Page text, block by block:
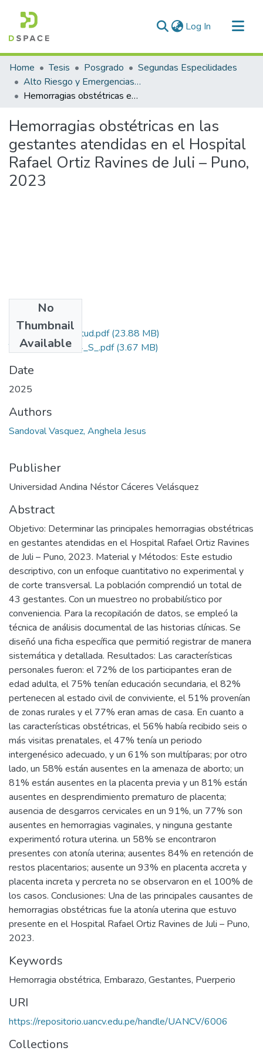
Log In (current)
Communities & Collections
All of DSpace
Statistics
Home Tesis Posgrado
Segundas Especilidades
Alto Riesgo y Emergencias Obstétricas
Hemorragias obstétricas en las gestantes atendidas en el Hospital Rafael Ortiz Ravines de Juli – Puno, 2023
Hemorragias obstétricas en las
gestantes atendidas en el Hospital
Rafael Ortiz Ravines de Juli – Puno,
2023
No
Thumbnail
Available
Grado de Similitud.pdf(23.88 MB)
T036_44692284_S_.pdf(3.67 MB)
Date
2025
Authors
Sandoval Vasquez, Anghela Jesus
Publisher
Universidad Andina Néstor Cáceres Velásquez
Abstract
Objetivo: Determinar las principales hemorragias obstétricas
en gestantes atendidas en el Hospital Rafael Ortiz Ravines
de Juli – Puno, 2023. Material y Métodos: Este estudio
descriptivo, con un enfoque cuantitativo no experimental y
de corte transversal. La población comprendió un total de
43 gestantes. Con un muestreo no probabilístico por
conveniencia. Para la recopilación de datos, se empleó la
técnica de análisis documental de las historias clínicas. Se
diseñó una ficha específica que permitió registrar de manera
sistemática y detallada. Resultados: Las características
personales fueron: el 72% de los participantes eran de
edad adulta, el 75% tenían educación secundaria, el 82%
pertenecen al estado civil de conviviente, el 51% provenían
de zonas rurales y el 77% eran amas de casa. En cuanto a
las características obstétricas, el 56% había recibido seis o
más visitas prenatales, el 47% tenía un periodo
intergenésico adecuado, y un 61% son multíparas; por otro
lado, un 58% están ausentes en la amenaza de aborto; un
81% están ausentes en la placenta previa y un 81% están
ausentes en desprendimiento prematuro de placenta;
ausencia de desgarros cervicales en un 91%, un 77% son
ausentes en hemorragias vaginales, y ninguna gestante
experimentó rotura uterina. un 58% se encontraron
presentes con atonía uterina; ausentes 84% en retención de
restos placentarios; ausente un 93% en placenta accreta y
placenta increta y percreta no se observaron en el 100% de
los casos. Conclusiones: Una de las principales causantes de
hemorragias obstétricas fue la atonía uterina que estuvo
presente en el Hospital Rafael Ortiz Ravines de Juli – Puno,
2023.
Keywords
Hemorragia obstétrica, Embarazo, Gestantes, Puerperio
URI
https://repositorio.uancv.edu.pe/handle/UANCV/6006
Collections